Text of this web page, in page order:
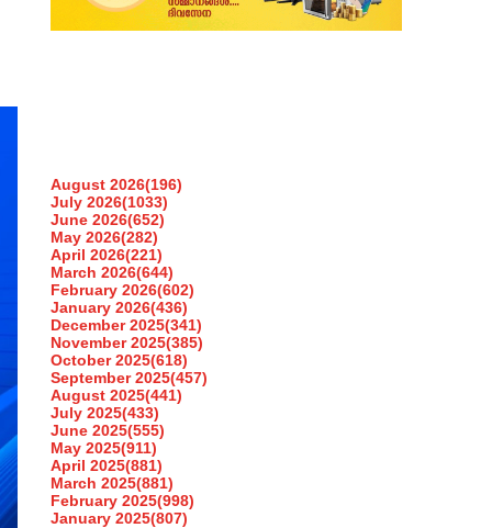
August 2026(196)
July 2026(1033)
June 2026(652)
May 2026(282)
April 2026(221)
March 2026(644)
February 2026(602)
January 2026(436)
December 2025(341)
November 2025(385)
October 2025(618)
September 2025(457)
August 2025(441)
July 2025(433)
June 2025(555)
May 2025(911)
April 2025(881)
March 2025(881)
February 2025(998)
January 2025(807)